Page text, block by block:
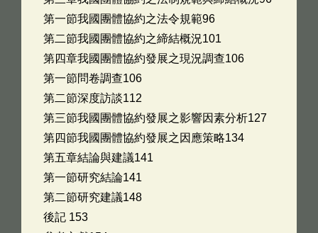
第一節我國團體協約之法令規範96
第二節我國團體協約之締結概況101
第四章我國團體協約發展之現況調查106
第一節問卷調查106
第二節深度訪談112
第三節我國團體協約發展之影響因素分析127
第四節我國團體協約發展之因應策略134
第五章結論與建議141
第一節研究結論141
第二節研究建議148
後記 153